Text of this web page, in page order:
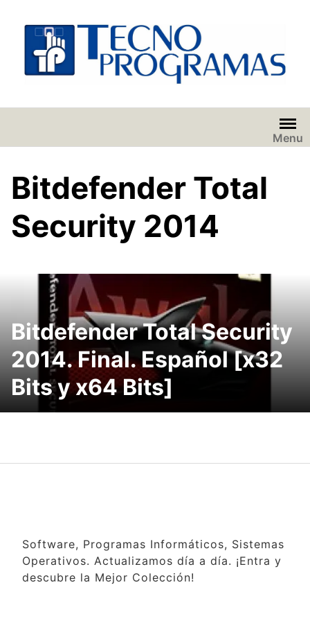
contenido
Menu
Bitdefender Total
Security 2014
Bitdefender Total Security
2014. Final. Español [x32
Bits y x64 Bits]
Software, Programas Informáticos, Sistemas
Operativos. Actualizamos día a día. ¡Entra y
descubre la Mejor Colección!